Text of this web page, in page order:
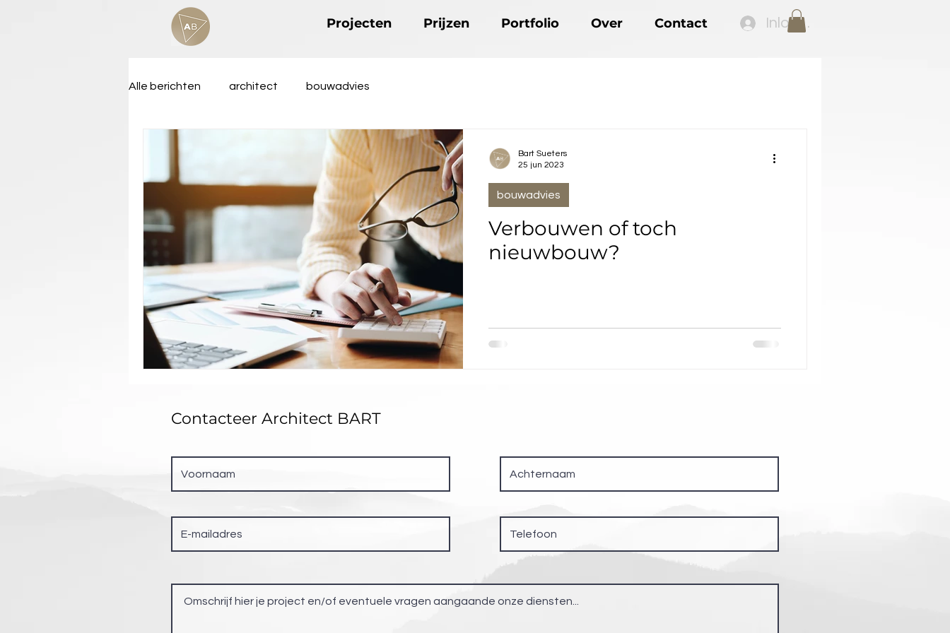
Projecten Prijzen Portfolio Over Contact Inloggen
Alle berichten architect bouwadvies
Verbouwen of toch
nieuwbouw?
bouwadvies
Bart Sueters
25 jun 2023
Contacteer Architect BART